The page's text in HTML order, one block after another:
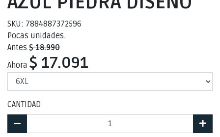
SKU: 7884887372596
Pocas unidades.
Antes $ 18.990
Ahora $ 17.091
CANTIDAD